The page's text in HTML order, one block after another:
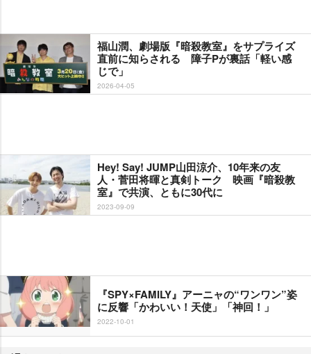
福山潤、劇場版『暗殺教室』をサプライズ
直前に知らされる 障子Pが裏話「軽い感
じで」
2026-04-05
Hey! Say! JUMP山田涼介、10年来の友
人・菅田将暉と真剣トーク 映画『暗殺教
室』で共演、ともに30代に
2023-09-09
『SPY×FAMILY』アーニャの“ワンワン”姿
に反響「かわいい！天使」「神回！」
2022-10-01